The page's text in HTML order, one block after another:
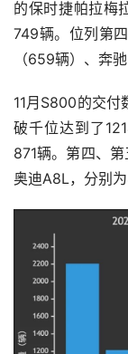
的保时捷帕拉梅
749辆。位列第
（659辆）、奔
11月S800的交
破千位达到了
871辆。第四、
奥迪A8L，分别